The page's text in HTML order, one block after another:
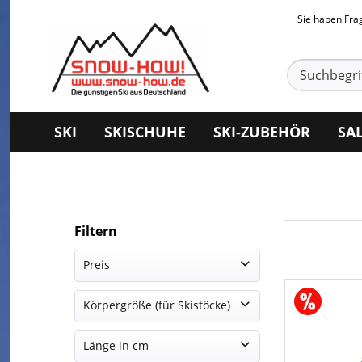
Sie haben
SKI SKISCHUHE SKI-ZUBEHÖR
Filtern
Preis
CHF 355.31
Körpergröße (für Skistöcke)
158
Länge in cm